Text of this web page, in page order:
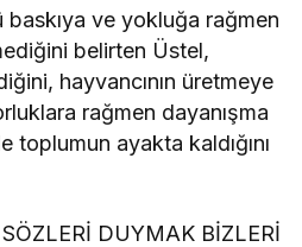
baskıya ve yokluğa rağmen
belirten Üstel,
hayvancının üretmeye
rağmen dayanışma
ayakta kaldığını
DUYMAK BİZLERİ